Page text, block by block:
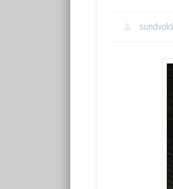
sundvold